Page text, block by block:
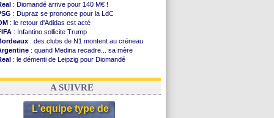
: Diomandé arrive pour 140 M€ !
: Dupraz se prononce pour la LdC
: le retour d'Adidas est acté
: Infantino sollicite Trump
: des clubs de N1 montent au créneau
: quand Medina recadre... sa mère
: le démenti de Leipzig pour Diomandé
: Paixão attire un 2e club anglais
A SUIVRE
L'equipe type de